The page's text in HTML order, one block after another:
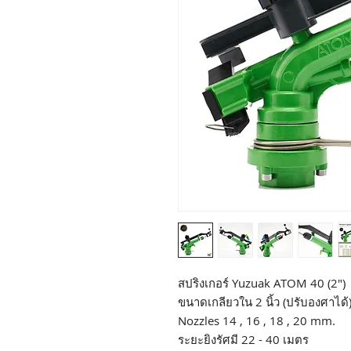
สปริงเกอร์ Yuzuak ATOM 40 (2")
ขนาดเกลียวใน 2 นิ้ว (ปรับองศาได้)
Nozzles 14 , 16 , 18 , 20 mm.
ระยะยิงรัศมี 22 - 40 เมตร